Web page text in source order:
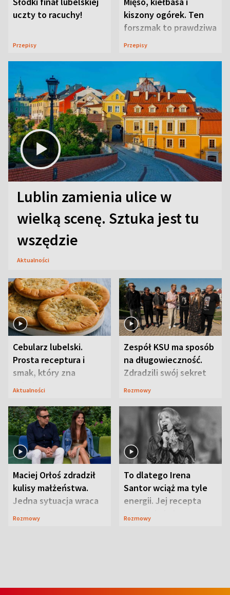
uczty to racuchy!
Przepisy
kiszony ogórek. Ten
forszmak to prawdziwa
uczta
Przepisy
Lublin zamienia ulice w
wielką scenę. Sztuka jest tu
wszędzie
Aktualności
Cebularz lubelski.
Prosta receptura i
smak, który zna
Lubelszczyzna
Aktualności
Zespół KSU ma sposób
na długowieczność.
Zdradzili swój sekret
Rozmowy
Maciej Orłoś zdradził
kulisy małżeństwa.
Jedna sytuacja wraca
jak bumerang
Rozmowy
To dlatego Irena
Santor wciąż ma tyle
energii. Jej recepta
jest zaskakująco
Rozmowy